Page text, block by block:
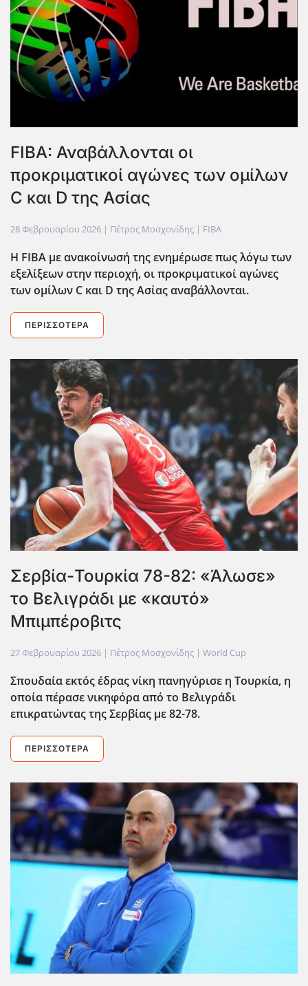
FIBA: Αναβάλλονται οι
προκριματικοί αγώνες των ομίλων
C και D της Ασίας
28 Φεβρουαρίου 2026 | Πέτρος Μοσχονίδης | FIBA
Η FIBA με ανακοίνωσή της ενημέρωσε πως λόγω των
εξελίξεων στην περιοχή, οι προκριματικοί αγώνες
των ομίλων C και D της Ασίας αναβάλλονται.
ΠΕΡΙΣΣΌΤΕΡΑ
Σερβία-Τουρκία 78-82: «Άλωσε»
το Βελιγράδι με «καυτό»
Μπιμπέροβιτς
27 Φεβρουαρίου 2026 | Πέτρος Μοσχονίδης | World Cup
Σπουδαία εκτός έδρας νίκη πανηγύρισε η Τουρκία, η
οποία πέρασε νικηφόρα από το Βελιγράδι
επικρατώντας της Σερβίας με 82-78.
ΠΕΡΙΣΣΌΤΕΡΑ